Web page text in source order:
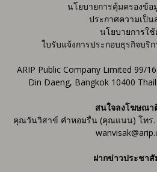
นโยบายการคุ้มครองข้
ประกาศความเป็น
นโยบายการใช้
ใบรับแจ้งการประกอบธุรกิจบริ
ARIP Public Company Limited 99/
Din Daeng, Bangkok 10400
สนใจลงโฆษณา
คุณวันวิสาข์ คำหอมรื่น (คุณแนน) โทร.
ฝากข่าวประชา